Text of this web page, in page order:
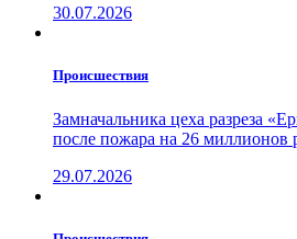
30.07.2026
Проиcшествия
Замначальника цеха разреза
после пожара на 26 миллионов
29.07.2026